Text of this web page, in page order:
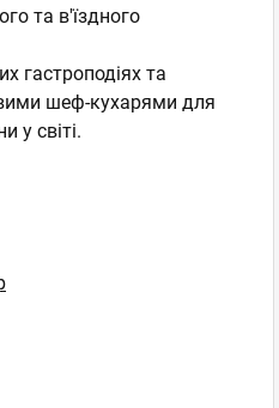
та в'їздного
гастроподіях та
шеф-кухарями для
у світі.